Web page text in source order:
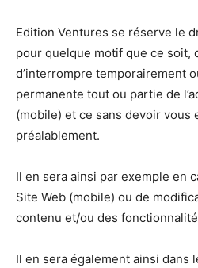
Edition Ventures se réserve le
pour quelque motif que ce soit,
d’interrompre temporairement
permanente tout ou partie de
(mobile) et ce sans devoir vous
préalablement.
Il en sera ainsi par exemple en
Site Web (mobile) ou de
contenu et/ou des
Il en sera également ainsi dans